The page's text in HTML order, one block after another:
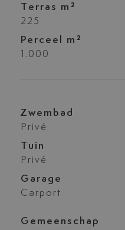
Terras m²
225
Perceel m²
1.000
Zwembad
Privé
Tuin
Privé
Garage
Carport
Gemeenschap